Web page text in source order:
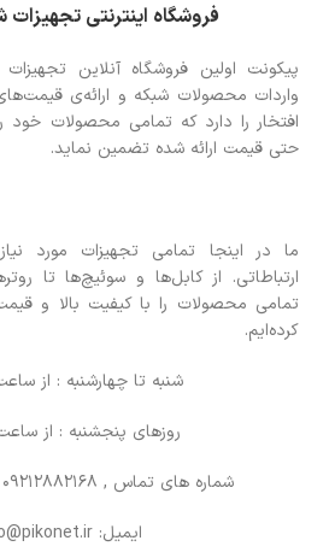
فروشگاه اینترنتی
پیکونت اولین فروشگاه آنلاین
واردات محصولات شبکه و ارائه‌ی
افتخار را دارد که تمامی محصولات خود
حتی قیمت ارائه شده تضمین نماید.
ما در اینجا تمامی تجهیزات مورد
ارتباطاتی. از کابل‌ها و سوئیچ‌ها تا
تمامی محصولات را با کیفیت بالا و
کرده‌ایم.
شنبه تا چهارشنبه : از ساعت 9 تا
روزهای پنجشنبه : از ساعت 9 تا
شماره های تماس , 09212882168 , 09352266546
ایمیل: info@pikonet.ir